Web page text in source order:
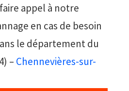
appel à notre
en cas de besoin
le département du
– Chennevières-sur-